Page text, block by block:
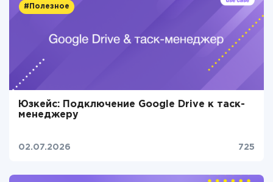
#Полезное
Юзкейс: Подключение Google Drive к таск-
менеджеру
02.07.2026 725